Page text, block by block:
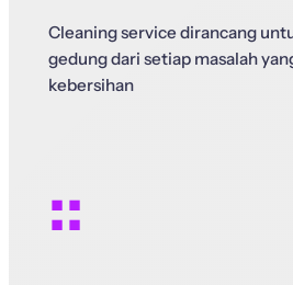
Cleaning service dirancang
gedung dari setiap masalah
kebersihan
::